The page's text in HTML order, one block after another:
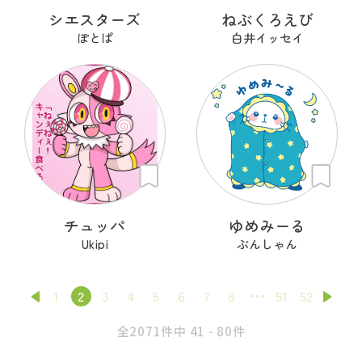
シエスターズ
ぽとぱ
ねぶくろえび
白井イッセイ
チュッパ
Ukipi
ゆめみーる
ぶんしゃん
1 2 3 4 5 6 7 8 51 52
全2071件中 41 - 80件